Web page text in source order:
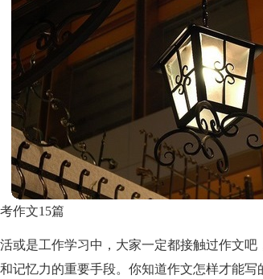
作文15篇
或是工作学习中，大家一定都接触过作文
记忆力的重要手段。你知道作文怎样才能